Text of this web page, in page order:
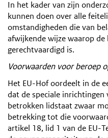
In het kader van zijn
kunnen doen over alle
omstandigheden die van
afwijkende wijze waarop
gerechtvaardigd is.
Voorwaarden voor beroep
Het EU-Hof oordeelt in de
dat de speciale inrichtingen
betrokken lidstaat zwaar
betrekking tot die
artikel 18, lid 1 van de EU-